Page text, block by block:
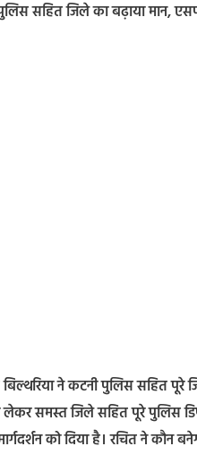
सहित जिले का बढ़ाया मान,
ने कटनी पुलिस सहित पूरे
लेकर समस्त जिले सहित पूरे पुलिस
को दिया है। रचित ने कौन